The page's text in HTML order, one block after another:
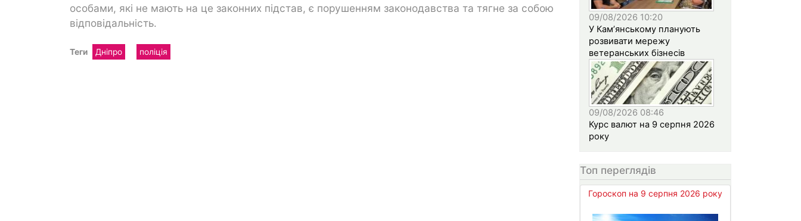
особами, які не мають на це законних підстав, є порушенням законодавства та тягне за собою
відповідальність.
Теги Дніпро поліція
09/08/2026 10:20
У Кам’янському планують
розвивати мережу
ветеранських бізнесів
09/08/2026 08:46
Курс валют на 9 серпня 2026
року
Топ переглядів
Гороскоп на 9 серпня 2026 року